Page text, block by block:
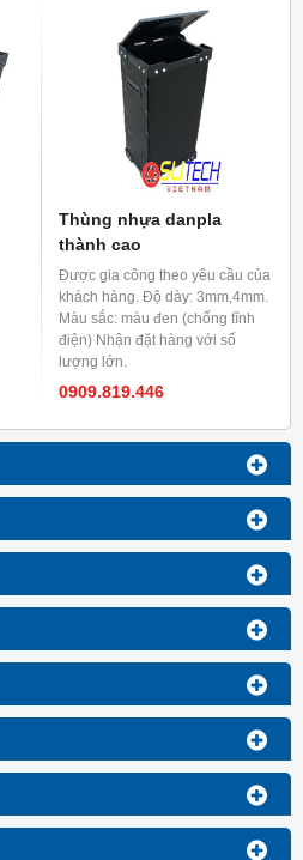
Thùng nhựa danpla
thành cao
Được gia công theo yêu cầu của
khách hàng. Độ dày: 3mm,4mm.
Màu sắc: màu đen (chống tĩnh
điện) Nhận đặt hàng với số
lượng lớn.
0909.819.446